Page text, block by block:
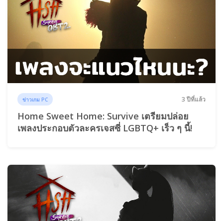
ข่าวเกม PC 3 ปีที่แล้ว
Home Sweet Home: Survive เตรียมปล่อย
เพลงประกอบตัวละครเจสซี่ LGBTQ+ เร็ว ๆ นี้!